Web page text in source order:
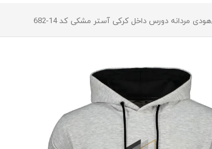
هودی مردانه دورس داخل کرکی آستر مشکی کد 14-682